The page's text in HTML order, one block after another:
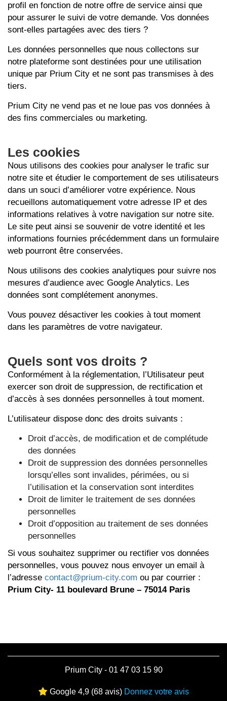
profil en fonction de notre offre de service ainsi que
pour assurer le suivi de votre demande. Vos données
sont-elles partagées avec des tiers ?
Les données personnelles que nous collectons sur
notre plateforme sont destinées pour une utilisation
unique par Prium City et ne sont pas transmises à des
tiers.
Prium City ne vend pas et ne loue pas vos données à
des fins commerciales ou marketing.
Les cookies
Nous utilisons des cookies pour analyser le trafic sur
notre site et étudier le comportement de ses utilisateurs
dans un souci d’améliorer votre expérience. Nous
recueillons automatiquement votre adresse IP et des
informations relatives à votre navigation sur notre site.
Le site peut ainsi se souvenir de votre identité et les
informations fournies précédemment dans un formulaire
web pourront être conservées.
Nous utilisons des cookies analytiques pour suivre nos
mesures d’audience avec Google Analytics. Les
données sont complétement anonymes.
Vous pouvez désactiver les cookies à tout moment
dans les paramètres de votre navigateur.
Quels sont vos droits ?
Conformément à la réglementation, l’Utilisateur peut
exercer son droit de suppression, de rectification et
d’accès à ses données personnelles à tout moment.
L’utilisateur dispose donc des droits suivants :
Droit d’accès, de modification et de complétude
des données
Droit de suppression des données personnelles
lorsqu’elles sont invalides, périmées, ou si
l’utilisation et la conservation sont interdites
Droit de limiter le traitement de ses données
personnelles
Droit d’opposition au traitement de ses données
personnelles
Si vous souhaitez supprimer ou rectifier vos données
personnelles, vous pouvez nous envoyer un email à
l’adresse contact@prium-city.com ou par courrier :
Prium City- 11 boulevard Brune – 75014 Paris
Prium City - 01 47 03 15 90
Google 4,9 (68 avis) Donnez votre avis